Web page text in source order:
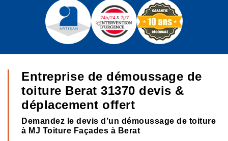
Entreprise de démoussage de
toiture Berat 31370 devis &
déplacement offert
Demandez le devis d’un démoussage de toiture
à MJ Toiture Façades à Berat